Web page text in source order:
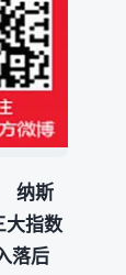
纳斯
大指数
落后